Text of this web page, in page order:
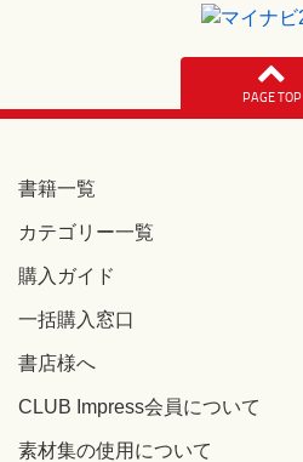
PAGE TOP
書籍一覧
カテゴリー一覧
購入ガイド
一括購入窓口
書店様へ
CLUB Impress会員について
素材集の使用について